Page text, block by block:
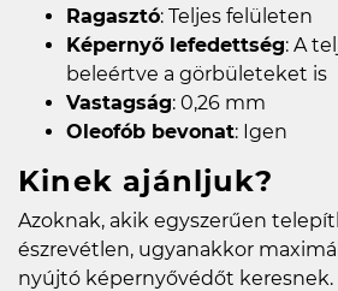
Ragasztó: Teljes felületen
Képernyő lefedettség: A
beleértve a görbületeket is
Vastagság: 0,26 mm
Oleofób bevonat: Igen
Kinek ajánljuk?
Azoknak, akik egyszerűen
észrevétlen, ugyanakkor
nyújtó képernyővédőt keresnek.